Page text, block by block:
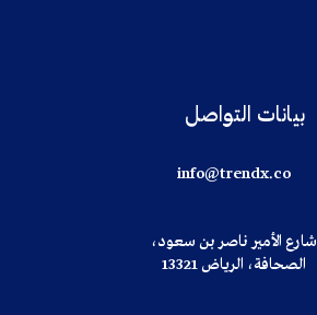
بيانات التواصل
info@trendx.co
شارع الأمير ناصر بن سعود،
الصحافة، الرياض 13321